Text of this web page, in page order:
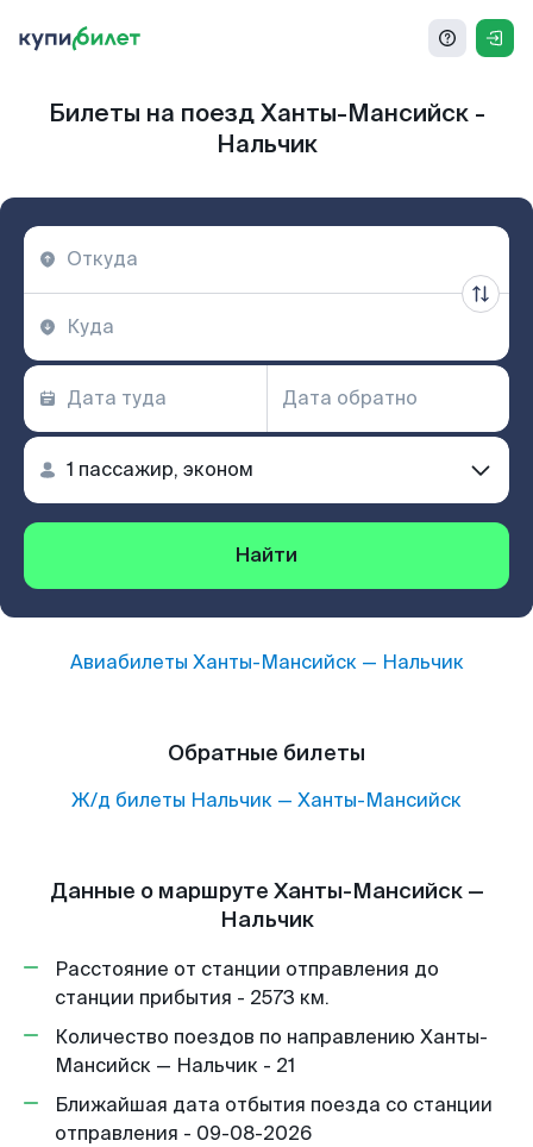
Билеты на поезд Ханты-Мансийск -
Нальчик
Найти
Авиабилеты Ханты-Мансийск— Нальчик
Обратные билеты
Ж/д билеты Нальчик — Ханты-Мансийск
Данные о маршруте Ханты-Мансийск —
Нальчик
Расстояние от станции отправления до
станции прибытия - 2573 км.
Количество поездов по направлению Ханты-
Мансийск — Нальчик - 21
Ближайшая дата отбытия поезда со станции
отправления - 09-08-2026